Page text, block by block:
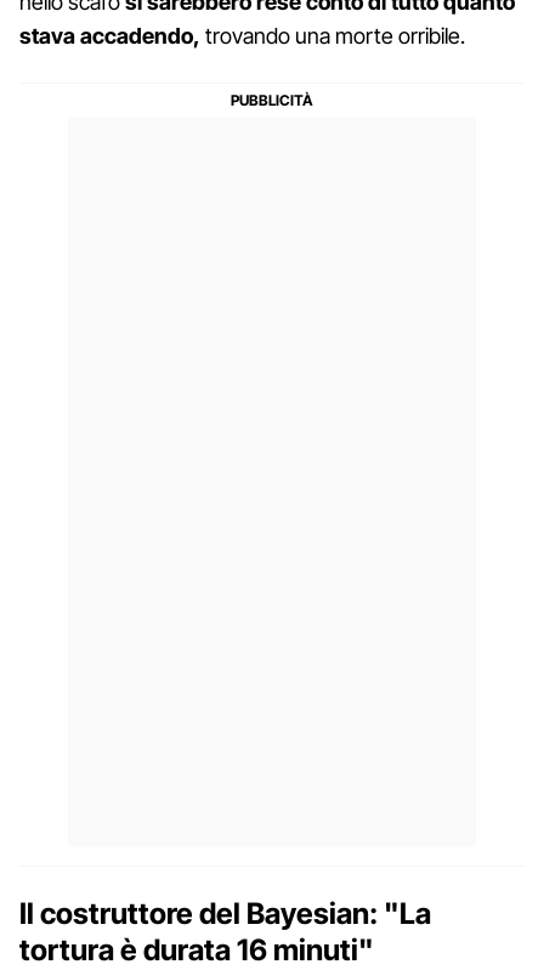
stava accadendo, trovando una morte orribile.
Il costruttore del Bayesian: "La
tortura è durata 16 minuti"